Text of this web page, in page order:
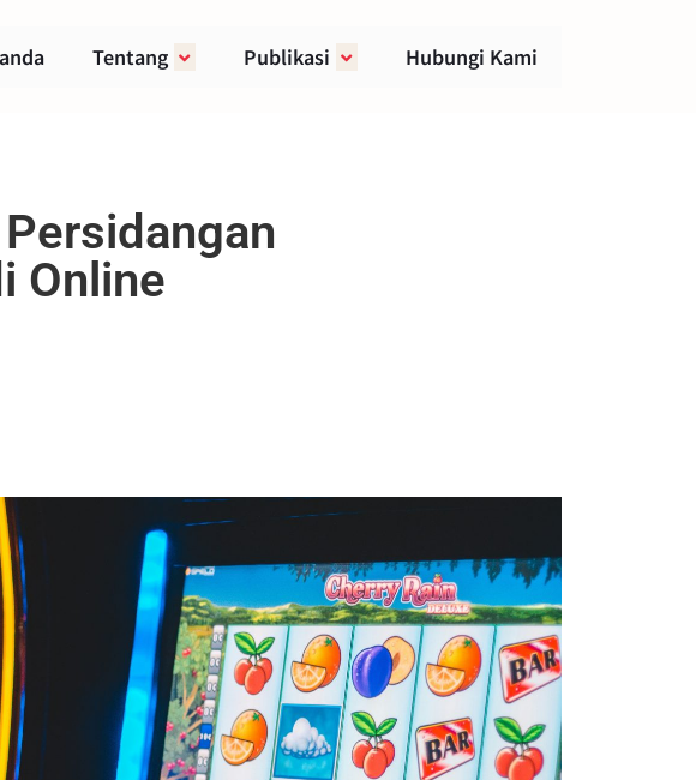
Tentang Publikasi Hubungi Kami
Online